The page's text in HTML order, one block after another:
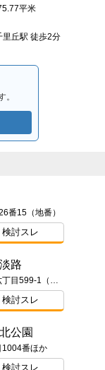
平米
里丘駅 徒歩2分
。
番15（地番）
検討スレ
路
大阪府大阪市東淀川区菅原六丁目599-1（地番）
検討スレ
公園
1004番ほか
検討スレ